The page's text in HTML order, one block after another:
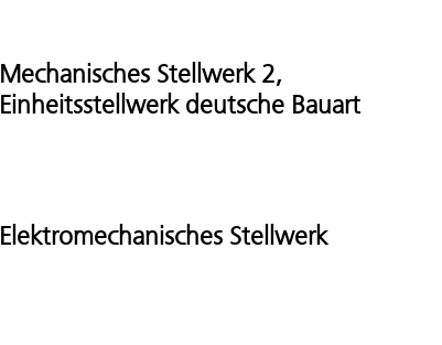
Mechanisches Stellwerk 2,
Einheitsstellwerk deutsche Bauart
Elektromechanisches Stellwerk